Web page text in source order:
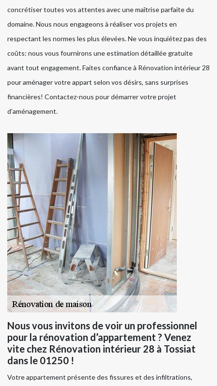
concrétiser toutes vos attentes avec une maîtrise parfaite du
domaine. Nous nous engageons à réaliser vos projets en
respectant les normes les plus élevées. Ne vous inquiétez pas des
coûts: nous vous fournirons une estimation détaillée gratuite
avant tout engagement. Faites confiance à Rénovation intérieur 28
pour aménager votre appart selon vos désirs, sans surprises
financières! Contactez-nous pour démarrer votre projet
d’aménagement.
Nous vous invitons de voir un professionnel
pour la rénovation d’appartement ? Venez
vite chez Rénovation intérieur 28 à Tossiat
dans le 01250 !
Votre appartement présente des fissures et des infiltrations,